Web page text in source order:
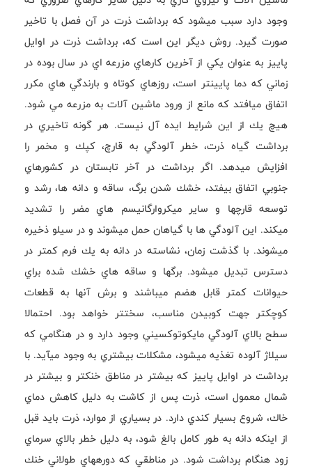
وجود دارد سبب ميشود كه برداشت ذرت در آن فصل با تاخير
صورت گيرد. روش ديگر اين است كه، برداشت ذرت در اوايل
پاييز به عنوان يكي از آخرين كارهاي مزرعه اي در سال بوده در
زماني كه دما پايينتر است، روزهاي كوتاه و بارندگي هاي مكرر
اتفاق ميافتد كه مانع از ورود ماشين آلات به مزرعه مي شود.
هيچ يك از اين شرايط ايده آل نيست. هر گونه تاخيري در
برداشت گياه ذرت، خطر آلودگي به قارچ، كپك و مخمر را
افزايش ميدهد. اگر برداشت در آخر تابستان در كشورهاي
جنوبي اتفاق بيفتد، خشك شدن برگ، ساقه و دانه ها، رشد و
توسعه قارچها و ساير ميكروارگانيسم هاي مضر را تشديد
ميكند. اين آلودگي ها با گياهان حمل ميشوند و در سيلو ذخيره
ميشوند. با گذشت زمان، نشاسته در دانه به يك فرم كمتر در
دسترس تبديل ميشود. برگها و ساقه هاي خشك شده براي
حيوانات كمتر قابل هضم ميباشند و برش آنها به قطعات
كوچكتر جهت كوبيدن مناسب، سختتر خواهد بود. احتمالا
سطح بالاي آلودگي مايكوتوكسيني وجود دارد و در هنگامي كه
سيلاژ آلوده تغذيه ميشود، مشكلات بيشتري به وجود ميآيد. با
برداشت در اوايل پاييز كه بيشتر در مناطق خنكتر و بيشتر در
شمال معمول است، ذرت پس از كاشت به دليل كاهش دماي
خاك، شروع بسيار كندي دارد. در بسياري از موارد، ذرت بايد قبل
از اينكه دانه به طور كامل بالغ شود، به دليل خطر بالاي سرماي
زود هنگام برداشت شود. در مناطقي كه دورههاي طولاني خنك